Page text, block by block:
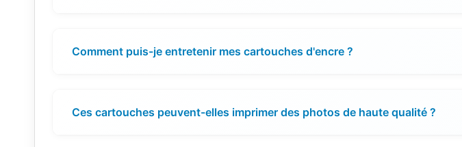
Comment puis-je entretenir mes cartouches d'encre ?
Ces cartouches peuvent-elles imprimer des photos de haute qualité ?